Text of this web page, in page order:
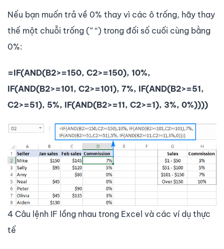
Nếu bạn muốn trả về 0% thay vì các ô trống, hãy thay
thế một chuỗi trống (” “) trong đối số cuối cùng bằng
0%:
=IF(AND(B2>=150, C2>=150), 10%,
IF(AND(B2>=101, C2>=101), 7%, IF(AND(B2>=51,
C2>=51), 5%, IF(AND(B2>=11, C2>=1), 3%, 0%))))
4 Câu lệnh IF lồng nhau trong Excel và các ví dụ thực
tế